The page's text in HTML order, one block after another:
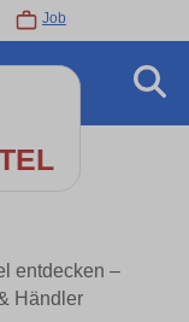
Job
entdecken –
Händler